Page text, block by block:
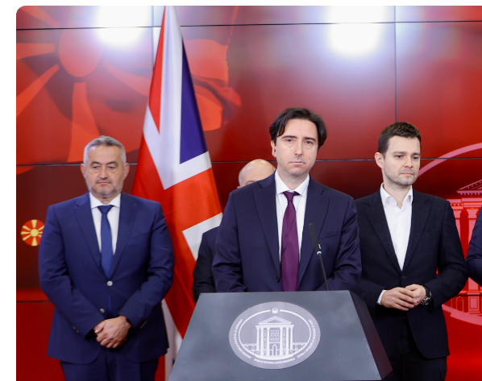
Национални координатори
Генерален Секретаријат
Контакт
Контакт
Изјава за пристапност